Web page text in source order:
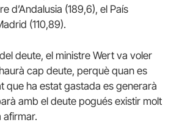
d’Andalusia (189,6), el País
(110,89).
deute, el ministre Wert va voler
cap deute, perquè quan es
que ha estat gastada es generarà
amb el deute pogués existir molt
afirmar.